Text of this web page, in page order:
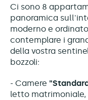
Ci sono 8
panoramica
moderno e
contemplare i
della vostra
bozzoli:
- Camere
letto